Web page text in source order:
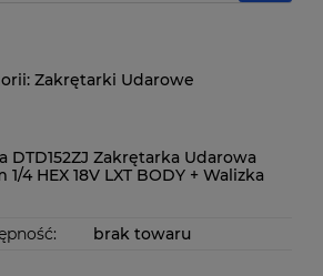
Zakrętarki Udarowe
DTD152ZJ Zakrętarka Udarowa
1/4 HEX 18V LXT BODY + Walizka
brak towaru